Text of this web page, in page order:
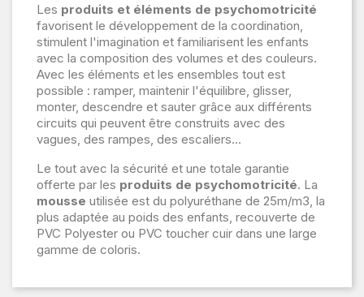
Les produits et éléments de psychomotricité
favorisent le développement de la coordination,
stimulent l'imagination et familiarisent les enfants
avec la composition des volumes et des couleurs.
Avec les éléments et les ensembles tout est
possible : ramper, maintenir l'équilibre, glisser,
monter, descendre et sauter grâce aux différents
circuits qui peuvent être construits avec des
vagues, des rampes, des escaliers...
Le tout avec la sécurité et une totale garantie
offerte par les produits de psychomotricité. La
mousse utilisée est du polyuréthane de 25m/m3, la
plus adaptée au poids des enfants, recouverte de
PVC Polyester ou PVC toucher cuir dans une large
gamme de coloris.